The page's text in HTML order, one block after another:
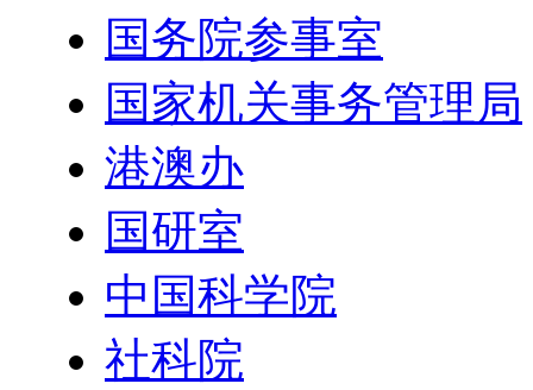
国务院参事室
国家机关事务管理局
港澳办
国研室
中国科学院
社科院